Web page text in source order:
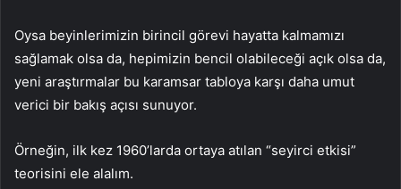
Oysa beyinlerimizin birincil görevi hayatta kalmamızı
sağlamak olsa da, hepimizin bencil olabileceği açık olsa da,
yeni araştırmalar bu karamsar tabloya karşı daha umut
verici bir bakış açısı sunuyor.
Örneğin, ilk kez 1960’larda ortaya atılan “seyirci etkisi”
teorisini ele alalım.